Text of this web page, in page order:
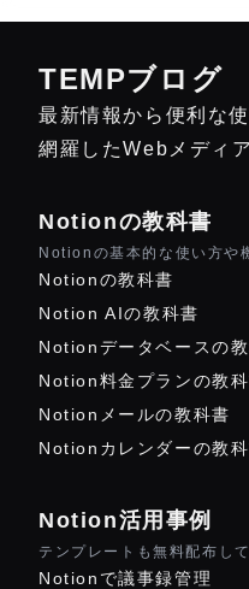
TEMPブログ
最新情報から便利な
網羅したWebメディア
Notionの教科書
Notionの基本的な使い方や
Notionの教科書
Notion AIの教科書
Notionデータベースの
Notion料金プランの教
Notionメールの教科書
Notionカレンダーの教
Notion活用事例
テンプレートも無料配布し
Notionで議事録管理